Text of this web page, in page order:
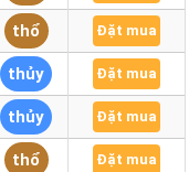
thổ Đặt mua
thủy Đặt mua
thủy Đặt mua
thổ Đặt mua